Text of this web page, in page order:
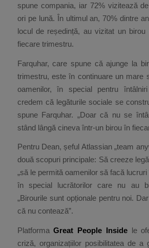
spune compania, iar 72% vizitează
ori pe lună. În ultimul an, 70% dintre
locul de reședință, au vizitat un
fiecare trimestru.
Farquhar, care spune că ajunge la
trimestru, este în continuare un mare
oamenilor, în special pentru întâlniri
credem că legăturile sociale se
spune Farquhar. „Doar că nu se
stând lângă cineva într-un birou în
Pentru Dean, șeful Atlassian „team
două scopuri principale: Să creeze
„să le permită oamenilor să facă lucruri
în special lucrătorilor care nu au
„Birourile sunt opționale pentru noi.
că nu contează”.
PlatformaGreat People Insidele
criză, organizațiilor posibilitatea de a